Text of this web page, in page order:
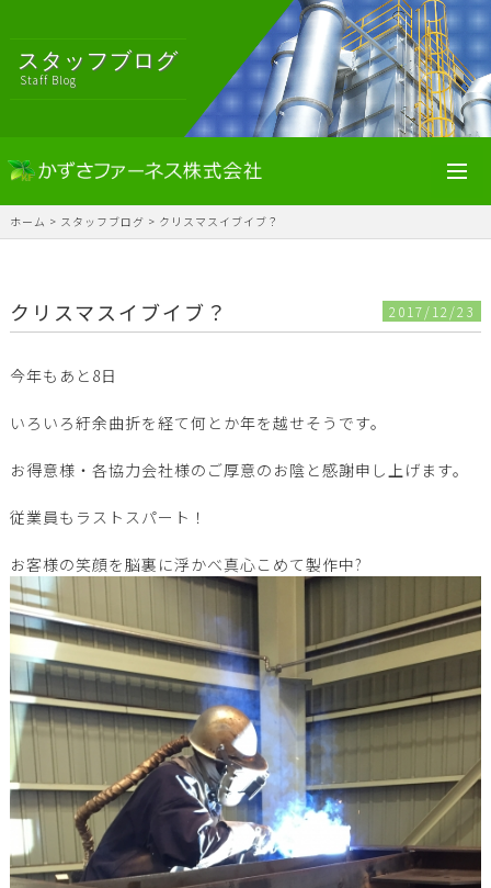
スタッフブログ
Staff Blog
ホーム > スタッフブログ > クリスマスイブイブ？
クリスマスイブイブ？ 2017/12/23
今年もあと8日
いろいろ紆余曲折を経て何とか年を越せそうです。
お得意様・各協力会社様のご厚意のお陰と感謝申し上げます。
従業員もラストスパート！
お客様の笑顔を脳裏に浮かべ真心こめて製作中?